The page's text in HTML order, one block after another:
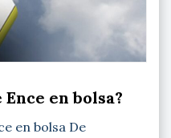
en bolsa?
en bolsa De